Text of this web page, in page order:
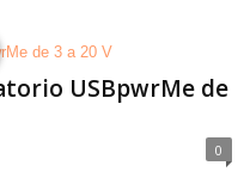
USBpwrMe de
0